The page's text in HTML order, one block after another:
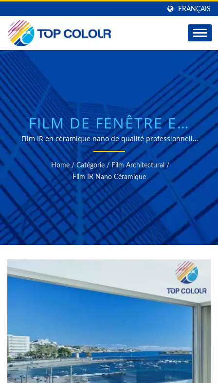
FRANÇAIS
FILM DE FENÊTRE EN
CÉRAMIQUE NANO
PREMIUM POUR LE
CONTRÔLE SOLAIRE
ARCHITECTURAL
Film IR en céramique nano de qualité professionnelle
offrant une excellente rejection de chaleur, une
protection UV et une visibilité cristalline avec plus de 40
ans d'expertise en fabrication.
Home / Catégorie / Film Architectural /
Film IR Nano Céramique